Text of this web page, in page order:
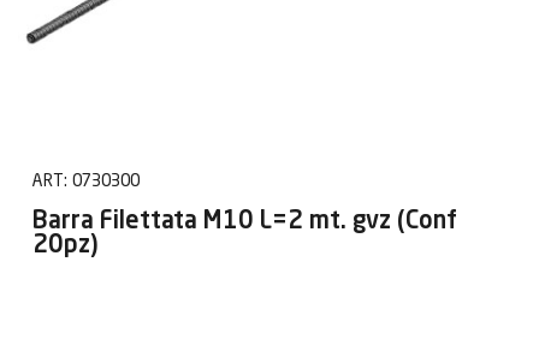
ART: 0730300
Barra Filettata M10 L=2 mt. gvz (Conf
20pz)